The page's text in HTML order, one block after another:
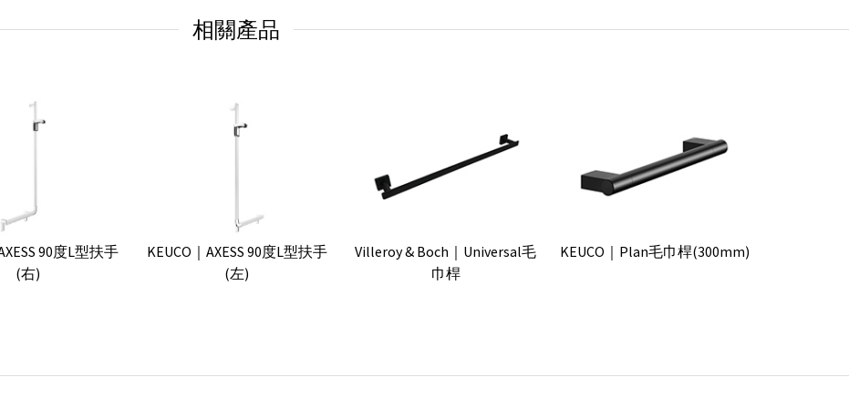
相關產品
90度L型扶手
(右)
KEUCO｜AXESS 90度L型扶手
(左)
Villeroy & Boch｜Universal毛
巾桿
KEUCO｜Plan毛巾桿(300mm)